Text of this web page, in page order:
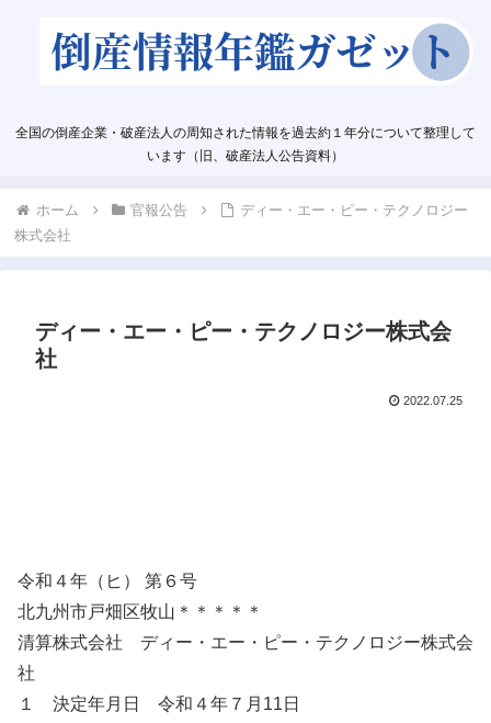
全国の倒産企業・破産法人の周知された情報を過去約１年分について整理して
います（旧、破産法人公告資料）
ホーム 官報公告
ディー・エー・ピー・テクノロジー
株式会社
ディー・エー・ピー・テクノロジー株式会
社
2022.07.25
令和４年（ヒ） 第６号
北九州市戸畑区牧山＊＊＊＊＊
清算株式会社 ディー・エー・ピー・テクノロジー株式会
社
１ 決定年月日 令和４年７月11日